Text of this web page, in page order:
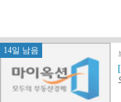
14일 남음